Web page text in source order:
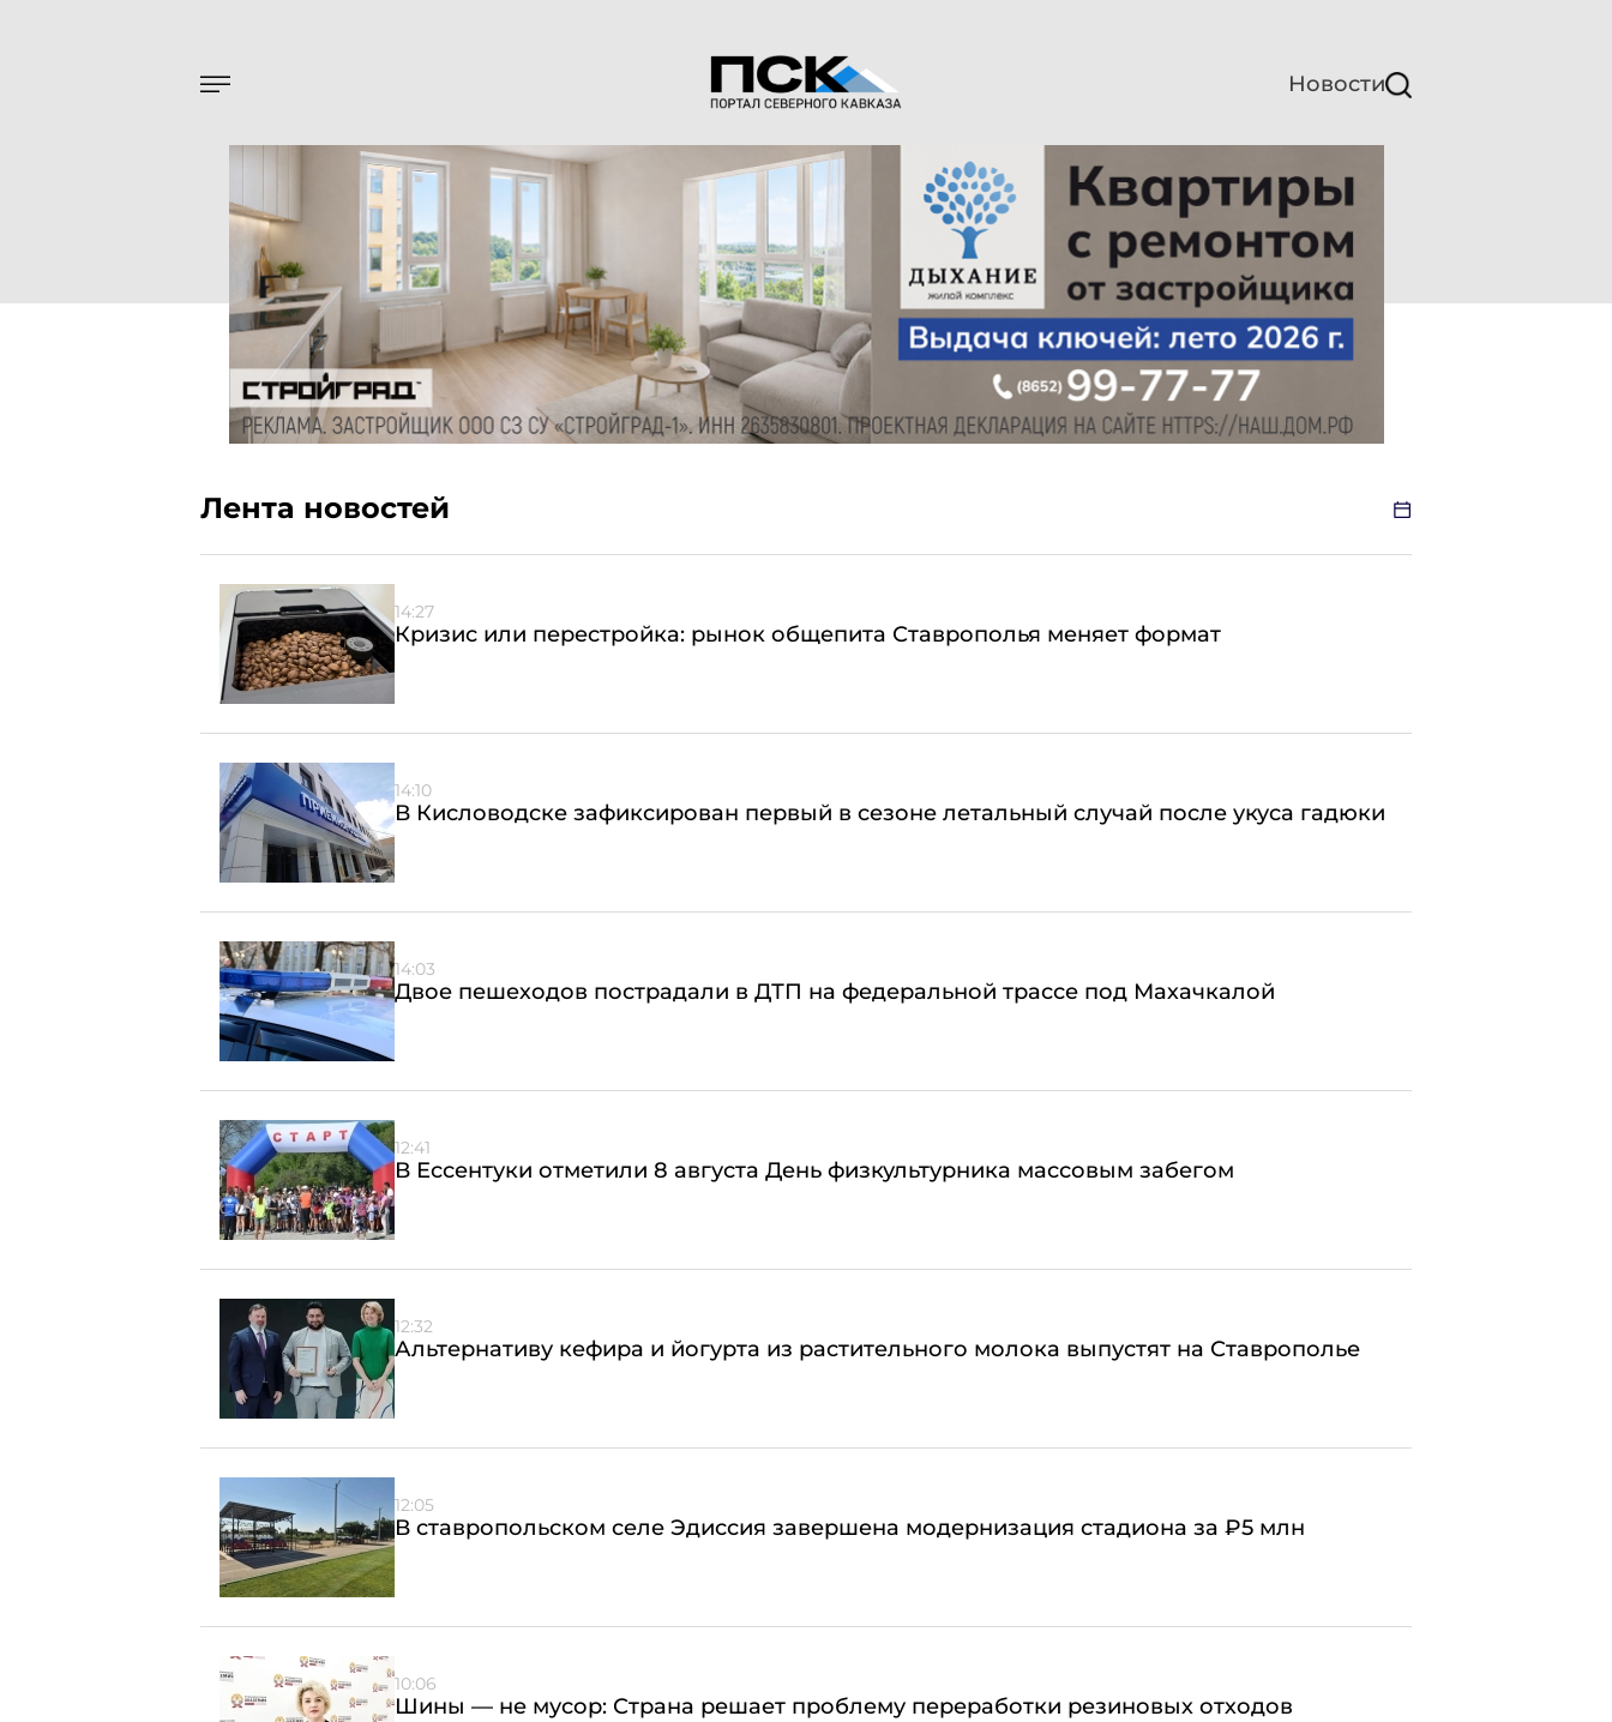
Новости
Лента новостей
14:27
Кризис или перестройка: рынок общепита Ставрополья меняет формат
14:10
В Кисловодске зафиксирован первый в сезоне летальный случай после укуса гадюки
14:03
Двое пешеходов пострадали в ДТП на федеральной трассе под Махачкалой
12:41
В Ессентуки отметили 8 августа День физкультурника массовым забегом
12:32
Альтернативу кефира и йогурта из растительного молока выпустят на Ставрополье
12:05
В ставропольском селе Эдиссия завершена модернизация стадиона за ₽5 млн
10:06
Шины — не мусор: Страна решает проблему переработки резиновых отходов